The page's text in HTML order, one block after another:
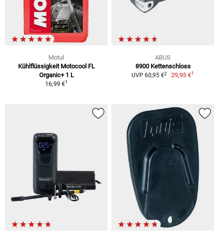
Motul
Kühlflüssigkeit Motocool FL
Organic+ 1 L
16,99 €1
ABUS
8900 Kettenschloss
UVP 60,95 €2 29,95 €1